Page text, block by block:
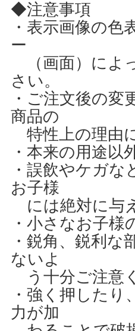
◆注意事項
・表示画像の
ー
（画面）によ
さい。
・ご注文後の
商品の
特性上の理由
・本来の用途
・誤飲やケガ
お子様
には絶対に与
・小さなお子
・鋭角、鋭利
ないよ
う十分ご注意
・強く押した
力が加